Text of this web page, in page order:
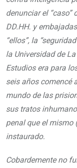
denunciar el “caso”
DD.HH. y
“ellos”, la
la Universidad de
Estudios era para
seis años comencé
mundo de las
sus tratos
penal que el mismo
instaurado.
Cobardemente no